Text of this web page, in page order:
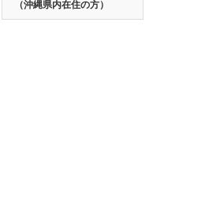
（沖縄県内在住の方）